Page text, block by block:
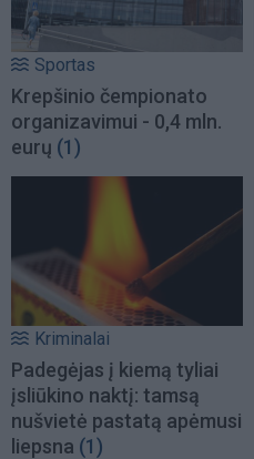
Sportas
Krepšinio čempionato
organizavimui - 0,4 mln.
eurų (1)
Kriminalai
Padegėjas į kiemą tyliai
įsliūkino naktį: tamsą
nušvietė pastatą apėmusi
liepsna (1)